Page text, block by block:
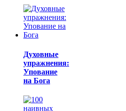
Духовные
упражнения:
Упование
на Бога